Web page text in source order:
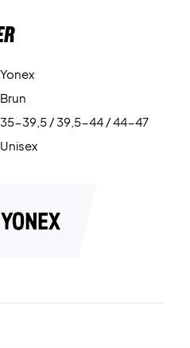
Yonex
Brun
35-39,5 / 39,5-44 / 44-47
Unisex